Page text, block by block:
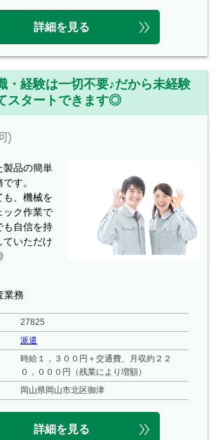
詳細を見る
・経験は一切不要♪だから未経験
スタートできます◎
製品の簡単
す。
も、機械を
ック作業で
も自信を持
ていただけ
業務
27825
派遣
時給１，３００円＋交通費、月収約２２
０，０００円（残業により増額）
岡山県岡山市北区御津
詳細を見る